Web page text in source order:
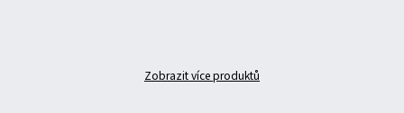
Zobrazit více produktů